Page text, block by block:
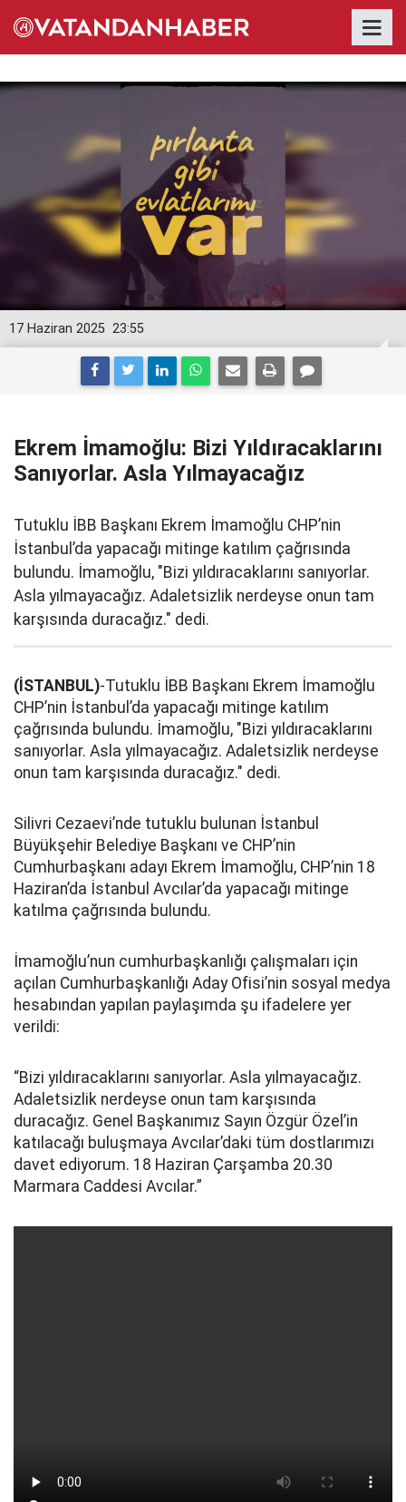
23:55
17 Haziran 2025
Ekrem İmamoğlu: Bizi Yıldıracaklarını
Sanıyorlar. Asla Yılmayacağız
Tutuklu İBB Başkanı Ekrem İmamoğlu CHP’nin
İstanbul’da yapacağı mitinge katılım çağrısında
bulundu. İmamoğlu, "Bizi yıldıracaklarını sanıyorlar.
Asla yılmayacağız. Adaletsizlik nerdeyse onun tam
karşısında duracağız." dedi.
(İSTANBUL)-Tutuklu İBB Başkanı Ekrem İmamoğlu
CHP’nin İstanbul’da yapacağı mitinge katılım
çağrısında bulundu. İmamoğlu, "Bizi yıldıracaklarını
sanıyorlar. Asla yılmayacağız. Adaletsizlik nerdeyse
onun tam karşısında duracağız." dedi.
Silivri Cezaevi’nde tutuklu bulunan İstanbul
Büyükşehir Belediye Başkanı ve CHP’nin
Cumhurbaşkanı adayı Ekrem İmamoğlu, CHP’nin 18
Haziran’da İstanbul Avcılar’da yapacağı mitinge
katılma çağrısında bulundu.
İmamoğlu’nun cumhurbaşkanlığı çalışmaları için
açılan Cumhurbaşkanlığı Aday Ofisi’nin sosyal medya
hesabından yapılan paylaşımda şu ifadelere yer
verildi:
“Bizi yıldıracaklarını sanıyorlar. Asla yılmayacağız.
Adaletsizlik nerdeyse onun tam karşısında
duracağız. Genel Başkanımız Sayın Özgür Özel’in
katılacağı buluşmaya Avcılar’daki tüm dostlarımızı
davet ediyorum. 18 Haziran Çarşamba 20.30
Marmara Caddesi Avcılar.”